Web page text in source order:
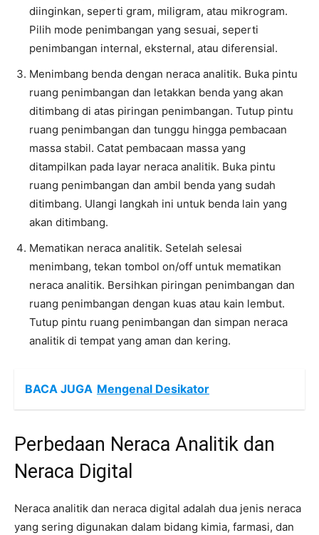
diinginkan, seperti gram, miligram, atau mikrogram.
Pilih mode penimbangan yang sesuai, seperti
penimbangan internal, eksternal, atau diferensial.
Menimbang benda dengan neraca analitik. Buka pintu
ruang penimbangan dan letakkan benda yang akan
ditimbang di atas piringan penimbangan. Tutup pintu
ruang penimbangan dan tunggu hingga pembacaan
massa stabil. Catat pembacaan massa yang
ditampilkan pada layar neraca analitik. Buka pintu
ruang penimbangan dan ambil benda yang sudah
ditimbang. Ulangi langkah ini untuk benda lain yang
akan ditimbang.
Mematikan neraca analitik. Setelah selesai
menimbang, tekan tombol on/off untuk mematikan
neraca analitik. Bersihkan piringan penimbangan dan
ruang penimbangan dengan kuas atau kain lembut.
Tutup pintu ruang penimbangan dan simpan neraca
analitik di tempat yang aman dan kering.
BACA JUGA Mengenal Desikator
Perbedaan Neraca Analitik dan
Neraca Digital
Neraca analitik dan neraca digital adalah dua jenis neraca
yang sering digunakan dalam bidang kimia, farmasi, dan